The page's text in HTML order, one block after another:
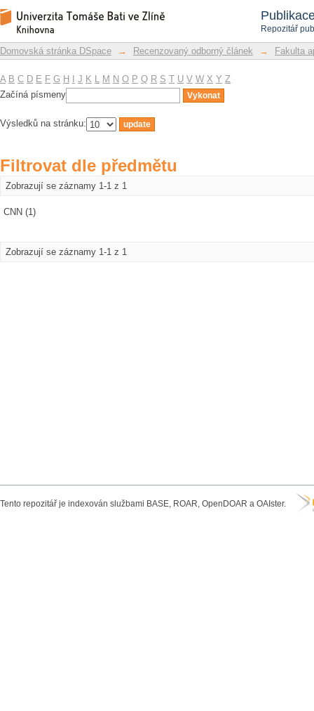
Repozitář
Filtrovat dle předmětu
Repozitář DSpace/Manakin
Domovská stránka DSpace → Recenzovaný odborný článek → Fakulta
A B C D E F G H J K L M N O P Q R S T U V W X Y Z
Začíná písmeny
Výsledků na stránku:
Filtrovat dle předmětu
Zobrazují se záznamy 1-1 z 1
CNN (1)
Zobrazují se záznamy 1-1 z 1
Tento repozitář je indexován službami BASE, ROAR, OpenDOAR a OAIster.